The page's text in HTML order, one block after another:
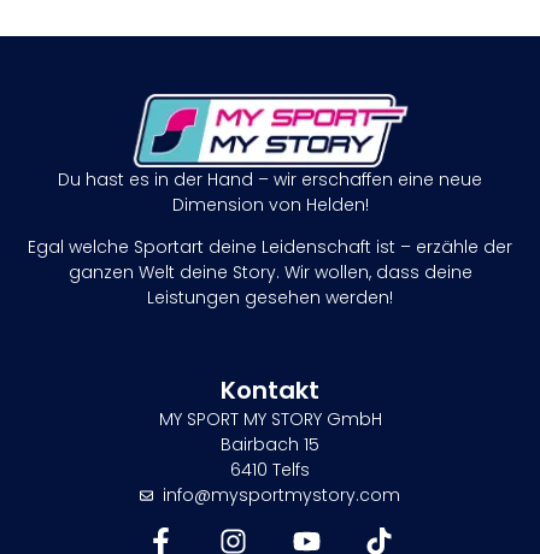
Du hast es in der Hand – wir erschaffen eine neue
Dimension von Helden!
Egal welche Sportart deine Leidenschaft ist – erzähle der
ganzen Welt deine Story. Wir wollen, dass deine
Leistungen gesehen werden!
Kontakt
MY SPORT MY STORY GmbH
Bairbach 15
6410 Telfs
info@mysportmystory.com